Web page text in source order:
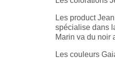
Les product
spécialise dans
Marin va du noir
Les couleurs